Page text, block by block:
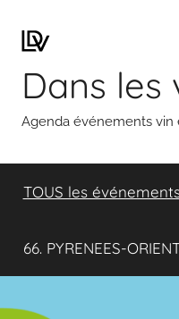
Dans les
Agenda événements
TOUS les
66. PYRENEES-